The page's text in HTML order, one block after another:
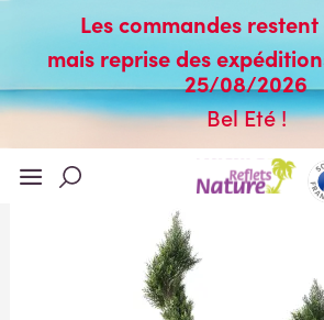
Les commandes
mais reprise des
25/08/2026
Bel Eté !